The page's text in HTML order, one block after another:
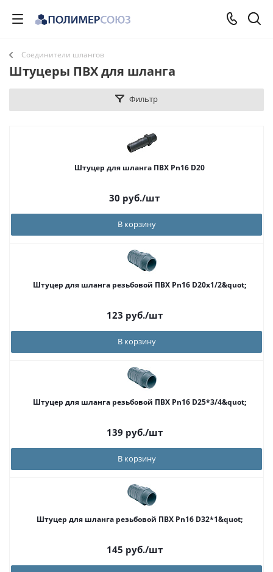
Соединители шлангов
Штуцеры ПВХ для шланга
Фильтр
Штуцер для шланга ПВХ Pn16 D20
30 руб./шт
В корзину
Штуцер для шланга резьбовой ПВХ Pn16 D20х1/2&quot;
123 руб./шт
В корзину
Штуцер для шланга резьбовой ПВХ Pn16 D25*3/4&quot;
139 руб./шт
В корзину
Штуцер для шланга резьбовой ПВХ Pn16 D32*1&quot;
145 руб./шт